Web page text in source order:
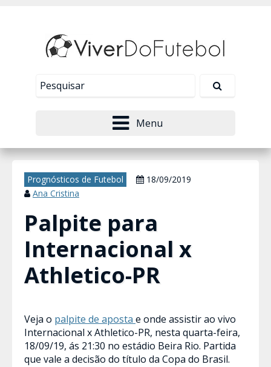
Menu
Prognósticos de Futebol
18/09/2019
Ana Cristina
Palpite para
Internacional x
Athletico-PR
Veja o palpite de aposta e onde assistir ao vivo
Internacional x Athletico-PR, nesta quarta-feira,
18/09/19, ás 21:30 no estádio Beira Rio. Partida
que vale a decisão do título da Copa do Brasil.